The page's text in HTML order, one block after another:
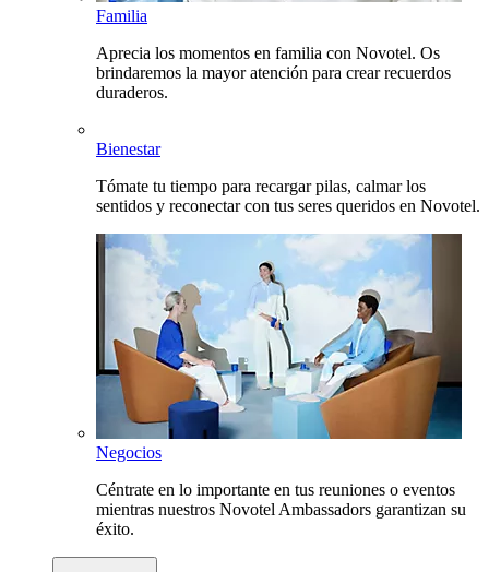
Familia
Aprecia los momentos en familia con Novotel. Os
brindaremos la mayor atención para crear recuerdos
duraderos.
Bienestar
Tómate tu tiempo para recargar pilas, calmar los
sentidos y reconectar con tus seres queridos en Novotel.
Negocios
Céntrate en lo importante en tus reuniones o eventos
mientras nuestros Novotel Ambassadors garantizan su
éxito.